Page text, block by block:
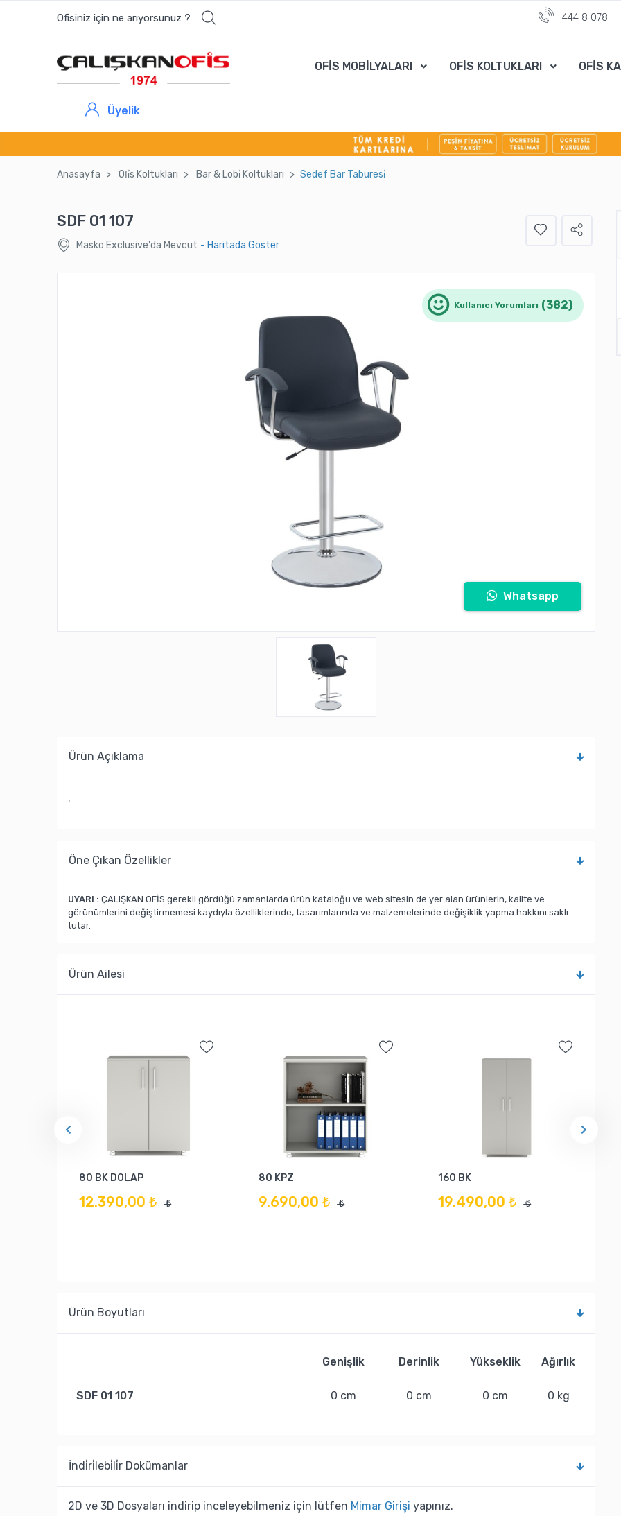
Ofisiniz için ne arıyorsunuz ? 444 8 078
OFİS MOBİLYALARI OFİS KOLTUKLARI OFİS
Üyelik
Anasayfa Ofi̇s Koltukları Bar & Lobi̇ Koltukları Sedef Bar Taburesi̇
SDF 01 107
Masko Exclusive'da Mevcut - Haritada Göster
Kullanıcı Yorumları (382)
Whatsapp
Ürün Açıklama
.
Öne Çıkan Özellikler
UYARI : ÇALIŞKAN OFİS gerekli gördüğü zamanlarda ürün kataloğu ve web sitesin de yer alan ürünlerin, kalite ve
görünümlerini değiştirmemesi kaydıyla özelliklerinde, tasarımlarında ve malzemelerinde değişiklik yapma hakkını saklı
tutar.
Ürün Ailesi
80 BK DOLAP
12.390,00 ₺ ₺
80 KPZ
9.690,00 ₺ ₺
160 BK
19.490,00 ₺ ₺
Ürün Boyutları
Genişlik Derinlik Yükseklik Ağırlık
SDF 01 107 0 cm 0 cm 0 cm 0 kg
İndi̇ri̇lebi̇li̇r Dokümanlar
2D ve 3D Dosyaları indirip inceleyebilmeniz için lütfen Mimar Girişi yapınız.